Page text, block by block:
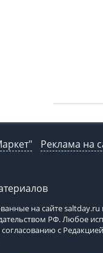
Реклама на
на сайтеsaltday.ru
РФ. Любое
с